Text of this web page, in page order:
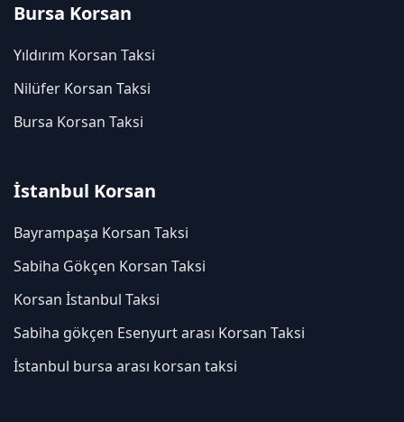
Bursa Korsan
Yıldırım Korsan Taksi
Nilüfer Korsan Taksi
Bursa Korsan Taksi
İstanbul Korsan
Bayrampaşa Korsan Taksi
Sabiha Gökçen Korsan Taksi
Korsan İstanbul Taksi
Sabiha gökçen Esenyurt arası Korsan Taksi
İstanbul bursa arası korsan taksi